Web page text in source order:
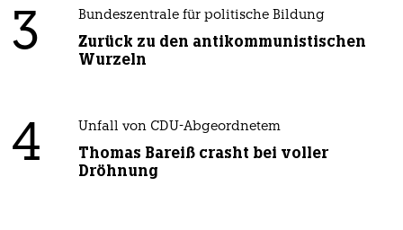
3 Bundeszentrale für politische Bildung
Zurück zu den antikommunistischen
Wurzeln
4 Unfall von CDU-Abgeordnetem
Thomas Bareiß crasht bei voller
Dröhnung